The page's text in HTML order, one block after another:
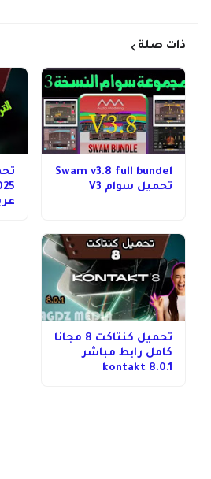
ذات صلة
Swam v3.8 full bundel
تحميل سوام V3
تحميل كنتاكت 8 مجانا
كامل رابط مباشر
kontakt 8.0.1